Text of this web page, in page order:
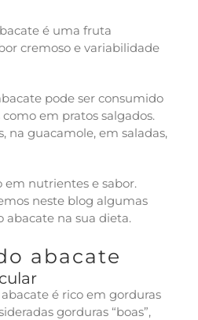
é uma fruta
cremoso e variabilidade
pode ser consumido
em pratos salgados.
na guacamole, em saladas,
em nutrientes e sabor.
neste blog algumas
abacate na sua dieta.
abacate
é rico em gorduras
gorduras “boas”,